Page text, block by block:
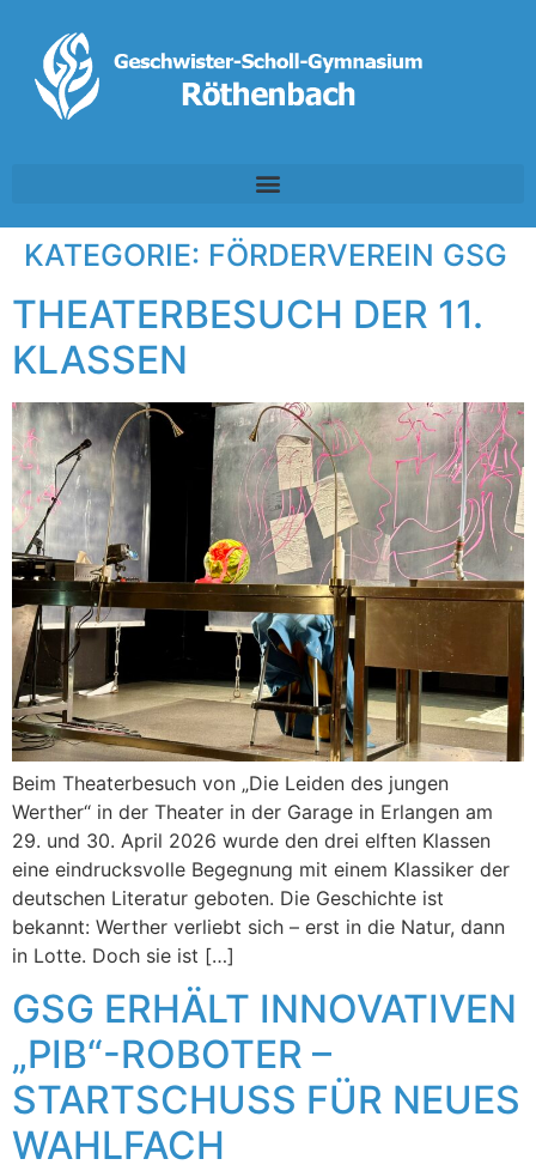
KATEGORIE: FÖRDERVEREIN GSG
THEATERBESUCH DER 11.
KLASSEN
Beim Theaterbesuch von „Die Leiden des jungen
Werther“ in der Theater in der Garage in Erlangen am
29. und 30. April 2026 wurde den drei elften Klassen
eine eindrucksvolle Begegnung mit einem Klassiker der
deutschen Literatur geboten. Die Geschichte ist
bekannt: Werther verliebt sich – erst in die Natur, dann
in Lotte. Doch sie ist […]
GSG ERHÄLT INNOVATIVEN
„PIB“-ROBOTER –
STARTSCHUSS FÜR NEUES
WAHLFACH